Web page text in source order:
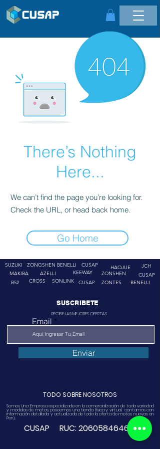
There’s Nothing
Here...
We can’t find the page you’re looking for.
Check the URL, or head back home.
Go Home
SUZUKI
ZONGSHEN
MAKIBA
AZELLI
BENELLI
CUSAP
KEEWAY
B52
CROSS SONLINK CUSAP
HAOJUE
JCH
ZONSHEN
ZONTES
CUSAP
BENELLI
SUSCRIBETE
RECIBE LAS MEJORES OFERTAS
Email
Enviar
TODO SOBRE NOSOTROS
Somos Una Empresa especializado en la comercialización de toda variedad
y modelos de motos, poseemos una tienda física y virtual. contamos con
información detallada y actualizada de toda la oferta de motos nuevas en
Perú.
CUSAP RUC:20605846468